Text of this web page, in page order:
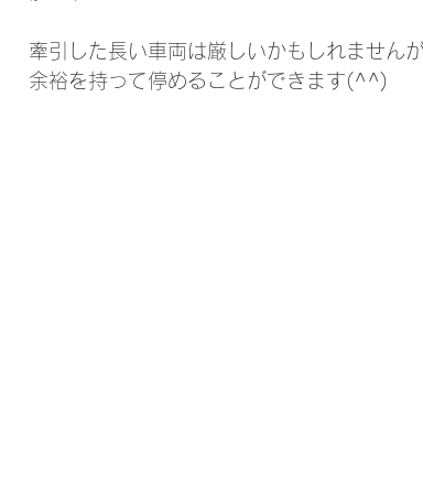
牽引した長い車両は厳しいかもしれません
余裕を持って停めることができます(⁠^⁠^⁠)